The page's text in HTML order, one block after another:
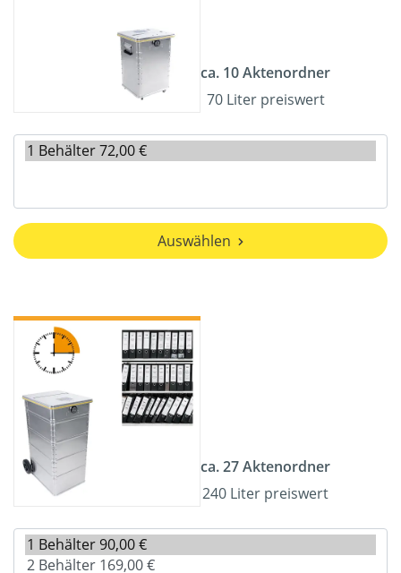
ca. 10 Aktenordner
70 Liter preiswert
Auswählen
ca. 27 Aktenordner
240 Liter preiswert